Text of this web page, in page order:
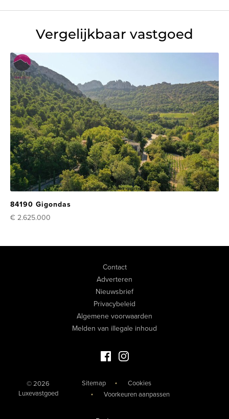
Vergelijkbaar vastgoed
84190 Gigondas
€ 2.625.000
Contact
Adverteren
Nieuwsbrief
Privacybeleid
Algemene voorwaarden
Melden van illegale inhoud
Facebook Luxevastgoed
Instagram Luxevastgoed
© 2026
Luxevastgoed
Sitemap
Cookies
Voorkeuren aanpassen